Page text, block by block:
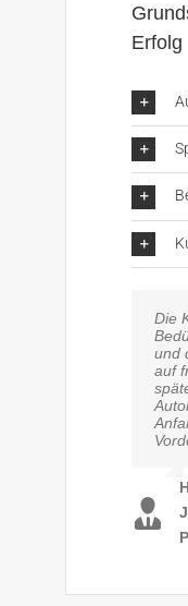
Erfolg
Die
und
auf